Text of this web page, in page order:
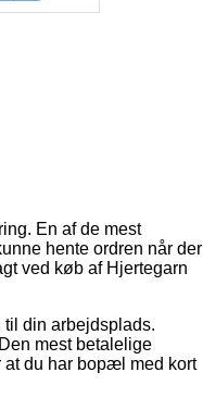
En af de mest
hente ordren når der
ved køb af Hjertegarn
din arbejdsplads.
mest betalelige
du har bopæl med kort